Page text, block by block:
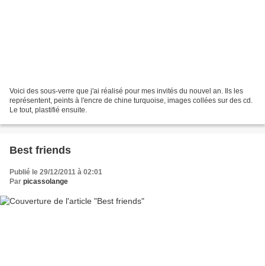
Voici des sous-verre que j'ai réalisé pour mes invités du nouvel an. Ils les
représentent, peints à l'encre de chine turquoise, images collées sur des cd.
Le tout, plastifié ensuite.
Best friends
Publié le 29/12/2011 à 02:01
Par picassolange